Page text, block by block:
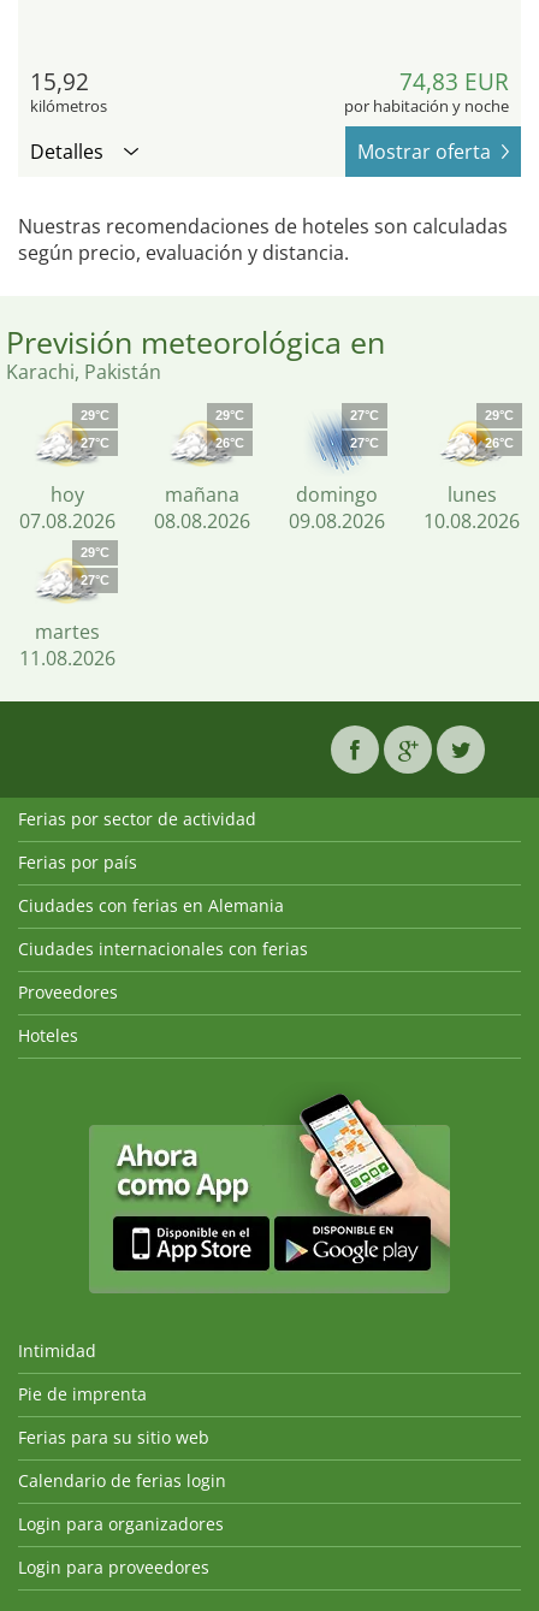
15,92
kilómetros
74,83 EUR
por habitación y noche
Detalles Mostrar oferta
Nuestras recomendaciones de hoteles son calculadas
según precio, evaluación y distancia.
Previsión meteorológica en
Karachi, Pakistán
29°C
27°C
hoy
07.08.2026
29°C
26°C
mañana
08.08.2026
27°C
27°C
domingo
09.08.2026
29°C
26°C
lunes
10.08.2026
29°C
27°C
martes
11.08.2026
Ferias por sector de actividad
Ferias por país
Ciudades con ferias en Alemania
Ciudades internacionales con ferias
Proveedores
Hoteles
Intimidad
Pie de imprenta
Ferias para su sitio web
Calendario de ferias login
Login para organizadores
Login para proveedores